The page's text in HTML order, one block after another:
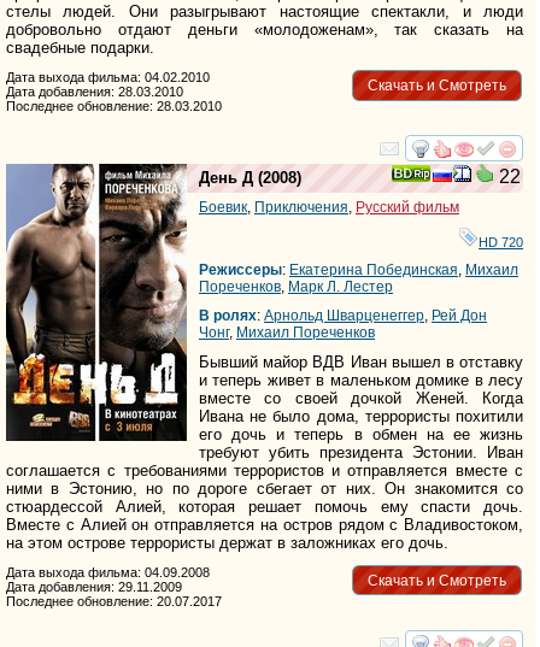
стелы людей. Они разыгрывают настоящие спектакли, и люди
добровольно отдают деньги «молодоженам», так сказать на
свадебные подарки.
Скачать и Смотреть
Дата выхода фильма: 04.02.2010
Дата добавления: 28.03.2010
Последнее обновление: 28.03.2010
смотреть
22
День Д (2008)
Боевик, Приключения, Русский фильм
HD 720
Режиссеры: Екатерина Побединская, Михаил
Пореченков, Марк Л. Лестер
В ролях: Арнольд Шварценеггер, Рей Дон
Чонг, Михаил Пореченков
Бывший майор ВДВ Иван вышел в отставку
и теперь живет в маленьком домике в лесу
вместе со своей дочкой Женей. Когда
Ивана не было дома, террористы похитили
его дочь и теперь в обмен на ее жизнь
требуют убить президента Эстонии. Иван
соглашается с требованиями террористов и отправляется вместе с
ними в Эстонию, но по дороге сбегает от них. Он знакомится со
стюардессой Алией, которая решает помочь ему спасти дочь.
Вместе с Алией он отправляется на остров рядом с Владивостоком,
на этом острове террористы держат в заложниках его дочь.
Скачать и Смотреть
Дата выхода фильма: 04.09.2008
Дата добавления: 29.11.2009
Последнее обновление: 20.07.2017